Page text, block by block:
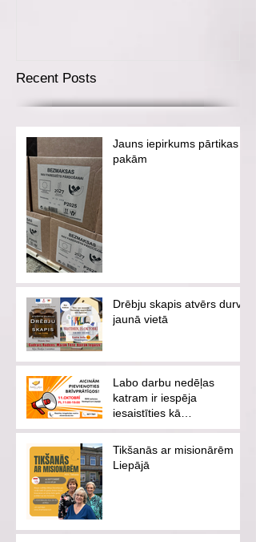
Recent Posts
Jauns iepirkums pārtikas
pakām
Drēbju skapis atvērs durvis
jaunā vietā
Labo darbu nedēļas
katram ir iespēja
iesaistīties kā
brīvprātīgajam vai
ziedotājam
Tikšanās ar misionārēm
Liepājā